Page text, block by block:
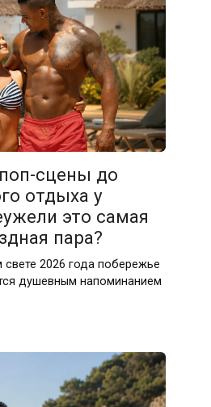
сцены до
отдыха у
это самая
пара?
свете 2026 года побережье
душевным напоминанием